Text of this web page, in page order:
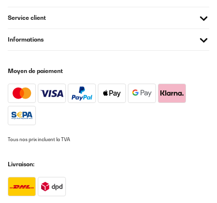
Quelle est la différence entre une glacière
Combien de temps le contenu d’une glacière reste-t-il
froid ?
Service client
Informations
Moyen de paiement
Tous nos prix incluent la TVA
Livraison: